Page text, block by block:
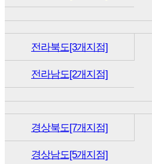
전라북도[3개지점]
전라남도[2개지점]
경상북도[7개지점]
경상남도[5개지점]